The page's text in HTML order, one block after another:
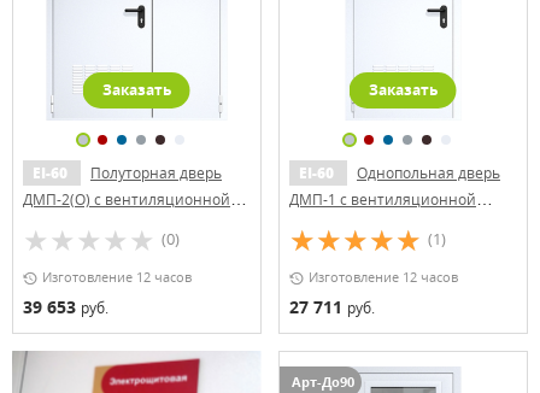
Заказать
EI-60
Полуторная дверь
ДМП-2(О) с вентиляционной
(700х500)
(0)
Изготовление 12 часов
39 653 руб.
Заказать
EI-60
Однопольная дверь
ДМП-1 с вентиляционной
решеткой
(1)
Изготовление 12 часов
27 711 руб.
Арт-До90